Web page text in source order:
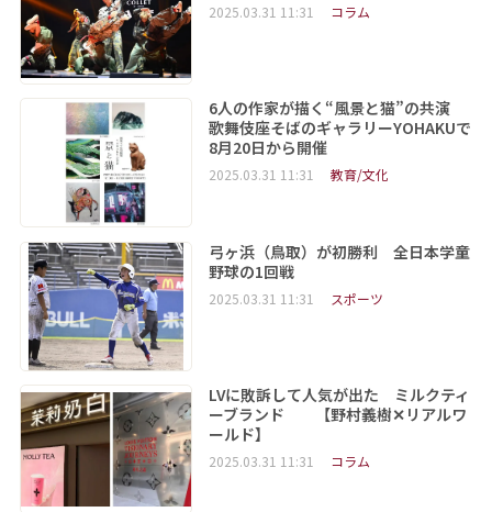
2025.03.31 11:31 コラム
6人の作家が描く“風景と猫”の共演
歌舞伎座そばのギャラリーYOHAKUで
8月20日から開催
2025.03.31 11:31 教育/文化
弓ヶ浜（鳥取）が初勝利 全日本学童
野球の1回戦
2025.03.31 11:31 スポーツ
LVに敗訴して人気が出た ミルクティ
ーブランド 【野村義樹✕リアルワ
ールド】
2025.03.31 11:31 コラム